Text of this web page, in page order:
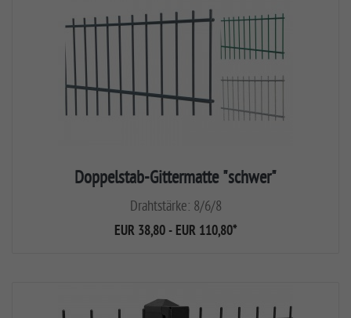
Doppelstab-Gittermatte "schwer"
Drahtstärke: 8/6/8
EUR 38,80 - EUR 110,80*